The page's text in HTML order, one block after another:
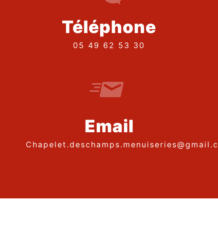
Téléphone
05 49 62 53 30
Email